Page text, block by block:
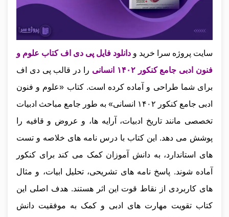
سایت پروژه سرا خرید و دانلود فایل پی دی اف کتاب علوم و
فنون ادبی جامع کنکور ۱۴۰۲ انسانی
را در قالب پی دی اف
برای شما طراحی و آماده کرده است. کتاب «علوم و فنون
ادبی جامع کنکور ۱۴۰۲ انسانی» به طور جامع مباحث ادبیات
تخصصی مانند تاریخ ادبیات، آرایه‌ ها، و عروض و قافیه را
پوشش می‌ دهد. این کتاب با درس‌ نامه‌ های خلاصه و تست‌
های استاندارد، به دانش‌ آموزان کمک می‌ کند برای کنکور
آماده شوند. پاسخ‌ نامه‌ های تشریحی، تحلیل ابیات، و مثال‌
های کاربردی از نقاط قوت این اثر هستند. هدف اصلی این
کتاب تقویت مهارت‌ های ادبی و کمک به موفقیت دانش‌